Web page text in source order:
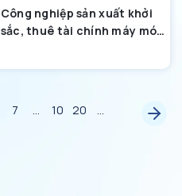
Công nghiệp sản xuất khởi
sắc, thuê tài chính máy móc
7 10 20